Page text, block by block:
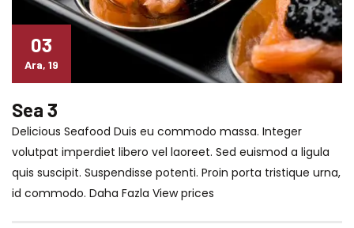
03
Ara, 19
Sea 3
Delicious Seafood Duis eu commodo massa. Integer
volutpat imperdiet libero vel laoreet. Sed euismod a ligula
quis suscipit. Suspendisse potenti. Proin porta tristique urna,
id commodo. Daha Fazla View prices